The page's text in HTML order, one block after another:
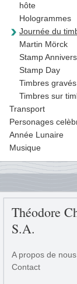
hôte
Hologrammes
Journée du
Martin Mörck
Stamp
Stamp Day
Timbres gravés
Timbres sur
Transport
Personages
Année Lunaire
Musique
Théodore
S.A.
A propos de nous
Contact